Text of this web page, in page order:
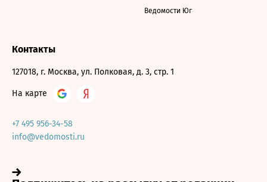
Ведомости Юг
Контакты
127018, г. Москва, ул. Полковая, д. 3, стр. 1
На карте
+7 495 956-34-58
info@vedomosti.ru